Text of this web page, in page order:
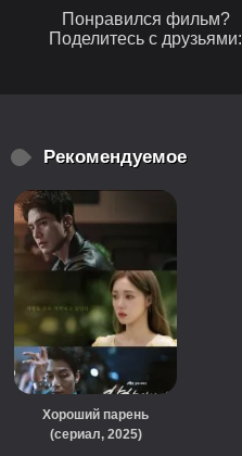
Понравился фильм?
Поделитесь с друзьями:
Рекомендуемое
Хороший парень
(сериал, 2025)